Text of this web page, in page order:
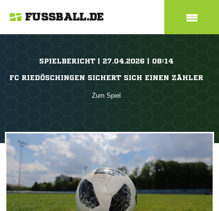
FUSSBALL.DE
SPIELBERICHT | 27.04.2026 | 08:14
FC RIEDÖSCHINGEN SICHERT SICH EINEN ZÄHLER
Zum Spiel